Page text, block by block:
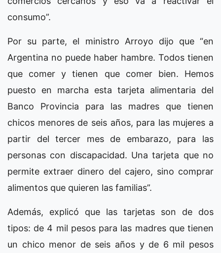
consumo”.
Por su parte, el ministro Arroyo dijo que “en
Argentina no puede haber hambre. Todos tienen
que comer y tienen que comer bien. Hemos
puesto en marcha esta tarjeta alimentaria del
Banco Provincia para las madres que tienen
chicos menores de seis años, para las mujeres a
partir del tercer mes de embarazo, para las
personas con discapacidad. Una tarjeta que no
permite extraer dinero del cajero, sino comprar
alimentos que quieren las familias”.
Además, explicó que las tarjetas son de dos
tipos: de 4 mil pesos para las madres que tienen
un chico menor de seis años y de 6 mil pesos